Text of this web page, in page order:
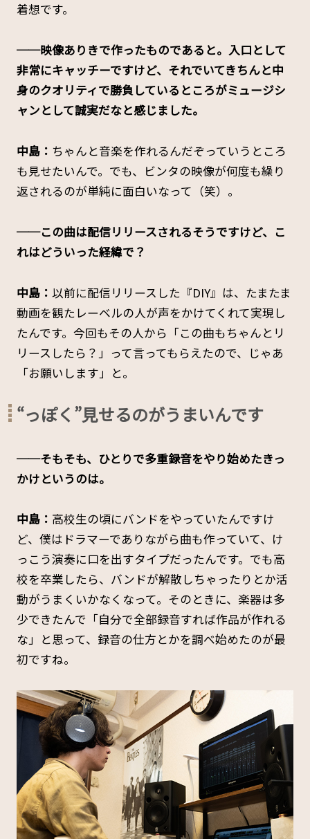
着想です。
──映像ありきで作ったものであると。入口として
非常にキャッチーですけど、それでいてきちんと中
身のクオリティで勝負しているところがミュージシ
ャンとして誠実だなと感じました。
中島： ちゃんと音楽を作れるんだぞっていうところ
も見せたいんで。でも、ビンタの映像が何度も繰り
返されるのが単純に面白いなって（笑）。
──この曲は配信リリースされるそうですけど、こ
れはどういった経緯で？
中島： 以前に配信リリースした『DIY』は、たまたま
動画を観たレーベルの人が声をかけてくれて実現し
たんです。今回もその人から「この曲もちゃんとリ
リースしたら？」って言ってもらえたので、じゃあ
「お願いします」と。
“っぽく”見せるのがうまいんです
──そもそも、ひとりで多重録音をやり始めたきっ
かけというのは。
中島： 高校生の頃にバンドをやっていたんですけ
ど、僕はドラマーでありながら曲も作っていて、け
っこう演奏に口を出すタイプだったんです。でも高
校を卒業したら、バンドが解散しちゃったりとか活
動がうまくいかなくなって。そのときに、楽器は多
少できたんで「自分で全部録音すれば作品が作れる
な」と思って、録音の仕方とかを調べ始めたのが最
初ですね。